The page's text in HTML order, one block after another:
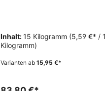
Inhalt:15 Kilogramm (5,59 €* / 1
Kilogramm)
Varianten ab 15,95 €*